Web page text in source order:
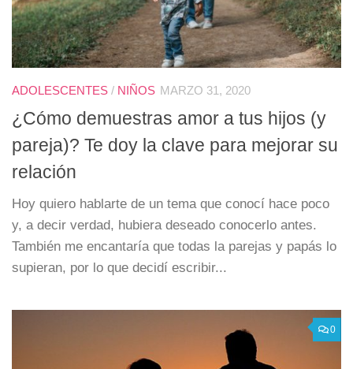
ADOLESCENTES / NIÑOS MARZO 31, 2020
¿Cómo demuestras amor a tus hijos (y
pareja)? Te doy la clave para mejorar su
relación
Hoy quiero hablarte de un tema que conocí hace poco
y, a decir verdad, hubiera deseado conocerlo antes.
También me encantaría que todas la parejas y papás lo
supieran, por lo que decidí escribir...
0